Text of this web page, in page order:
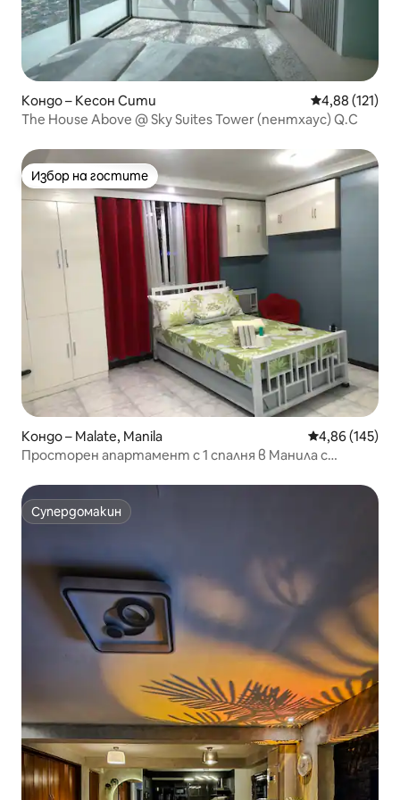
Кондо – Кесон Сити Средна
4,88 (121)
The House Above @ Sky Suites Tower (пентхаус) Q.C
Избор на гостите
Избор на гостите
Кондо – Malate, Manila Средна
4,86 (145)
Просторен апартамент с 1 спалня в Манила с
Супердомакин
Супердомакин